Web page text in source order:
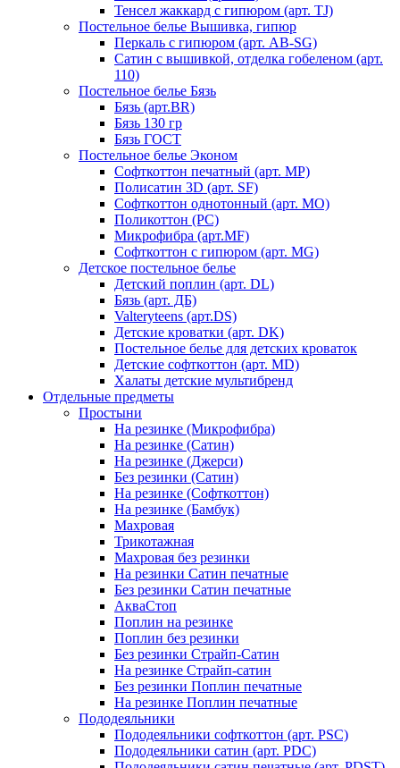
Тенсел жаккард с гипюром (арт. TJ)
Постельное белье Вышивка, гипюр
Перкаль с гипюром (арт. AB-SG)
Сатин с вышивкой, отделка гобеленом (арт.
110)
Постельное белье Бязь
Бязь (арт.BR)
Бязь 130 гр
Бязь ГОСТ
Постельное белье Эконом
Софткоттон печатный (арт. MР)
Полисатин 3D (арт. SF)
Софткоттон однотонный (арт. MO)
Поликоттон (PC)
Микрофибра (арт.MF)
Софткоттон с гипюром (арт. MG)
Детское постельное белье
Детский поплин (арт. DL)
Бязь (арт. ДБ)
Valteryteens (арт.DS)
Детские кроватки (арт. DK)
Постельное белье для детских кроваток
Детские софткоттон (арт. MD)
Халаты детские мультибренд
Отдельные предметы
Простыни
На резинке (Микрофибра)
На резинке (Сатин)
На резинке (Джерси)
Без резинки (Сатин)
На резинке (Софткоттон)
На резинке (Бамбук)
Махровая
Трикотажная
Махровая без резинки
На резинки Сатин печатные
Без резинки Сатин печатные
АкваСтоп
Поплин на резинке
Поплин без резинки
Без резинки Страйп-Сатин
На резинке Страйп-сатин
Без резинки Поплин печатные
На резинке Поплин печатные
Пододеяльники
Пододеяльники софткоттон (арт. PSC)
Пододеяльники сатин (арт. PDC)